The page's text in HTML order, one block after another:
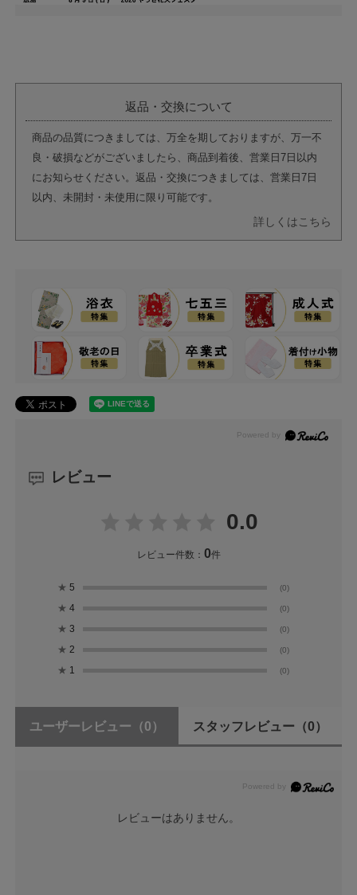
返品・交換について
商品の品質につきましては、万全を期しておりますが、万一不
良・破損などがございましたら、商品到着後、営業日7日以内
にお知らせください。返品・交換につきましては、営業日7日
以内、未開封・未使用に限り可能です。
詳しくはこちら
レビュー
0.0
レビュー件数： 0件
★ 5 (0)
★ 4 (0)
★ 3 (0)
★ 2 (0)
★ 1 (0)
ユーザーレビュー （0） スタッフレビュー （0）
レビューはありません。